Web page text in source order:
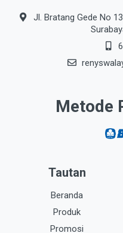
Jl. Bratang Gede No
Metode
Tautan
Beranda
Produk
Promosi